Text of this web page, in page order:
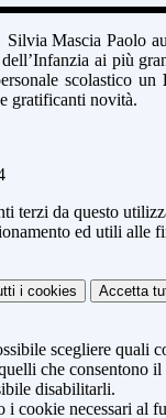
Mascia Paolo
ai più
scolastico un
gratificanti novità.
terzi da questo
ed utili alle
i cookies Accetta
scegliere quali
che consentono
disabilitarli.
i cookie necessari al